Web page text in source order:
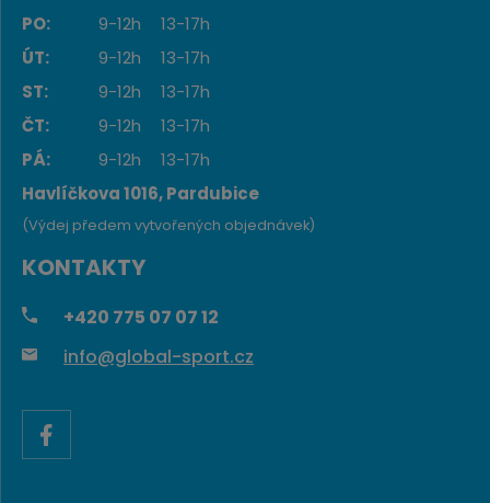
PO: 9-12h
13-17h
ÚT:
9-12h
13-17h
ST:
9-12h
13-17h
ČT:
9-12h
13-17h
PÁ:
9-12h
13-17h
Havlíčkova 1016, Pardubice
KONTAKTY
+420 775 07 07 12
info@global-sport.cz
(Výdej předem vytvořených objednávek)